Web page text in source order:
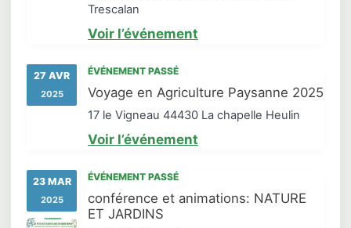
Trescalan
Voir l’événement
27 AVR
2025
ÉVÉNEMENT PASSÉ
Voyage en Agriculture Paysanne 2025
17 le Vigneau 44430 La chapelle Heulin
Voir l’événement
23 MAR
2025
ÉVÉNEMENT PASSÉ
conférence et animations: NATURE
ET JARDINS